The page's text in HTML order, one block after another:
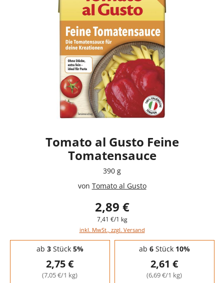
Tomato al Gusto Feine
Tomatensauce
390 g
von Tomato al Gusto
2,89 €
7,41 €/1 kg
inkl. MwSt., zzgl. Versand
Staffelpreise - Mengenrabatt
ab 3Stück 5%
2,75 €
(7,05 €/1 kg)
ab 6Stück 10%
2,61 €
(6,69 €/1 kg)